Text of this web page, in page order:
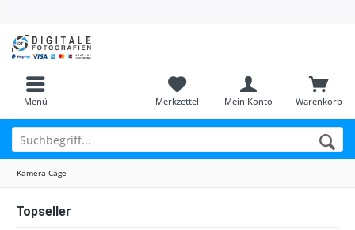
Menü Warenkorb
Merkzettel Mein Konto
Kamera Cage
Topseller